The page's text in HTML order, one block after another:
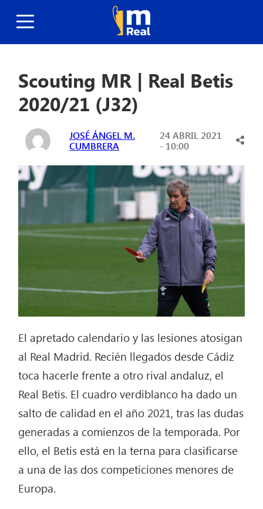
Scouting MR | Real Betis
2020/21 (J32)
JOSÉ ÁNGEL M.
CUMBRERA
24 ABRIL 2021
- 10:00
El apretado calendario y las lesiones atosigan
al Real Madrid. Recién llegados desde Cádiz
toca hacerle frente a otro rival andaluz, el
Real Betis. El cuadro verdiblanco ha dado un
salto de calidad en el año 2021, tras las dudas
generadas a comienzos de la temporada. Por
ello, el Betis está en la terna para clasificarse
a una de las dos competiciones menores de
Europa.